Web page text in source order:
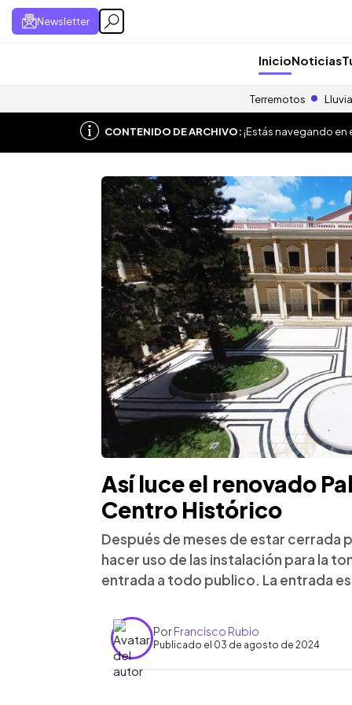
Newsletter
InicioNoticias
Terremotos
CONTENIDO DE ARCHIVO:¡Estás navegando en
Así luce el renovado
Centro Histórico
Después de meses de estar cerrada
hacer uso de las instalación para la
entrada a todo publico. La entrada
PorFrancisco Rubio
Publicado el 03 de agosto de 2024